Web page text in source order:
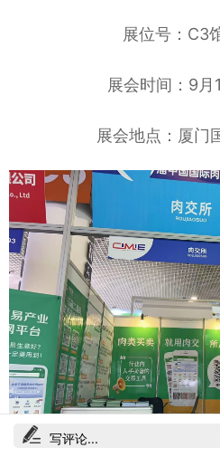
展位号：C3
展会时间：9
展会地点：厦门
写评论...